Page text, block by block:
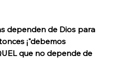
dependen de Dios para
¡"debemos
que no depende de